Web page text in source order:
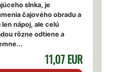
slnka, je
čajového obradu a
nápoj, ale celú
rôzne odtiene a
11,07 EUR